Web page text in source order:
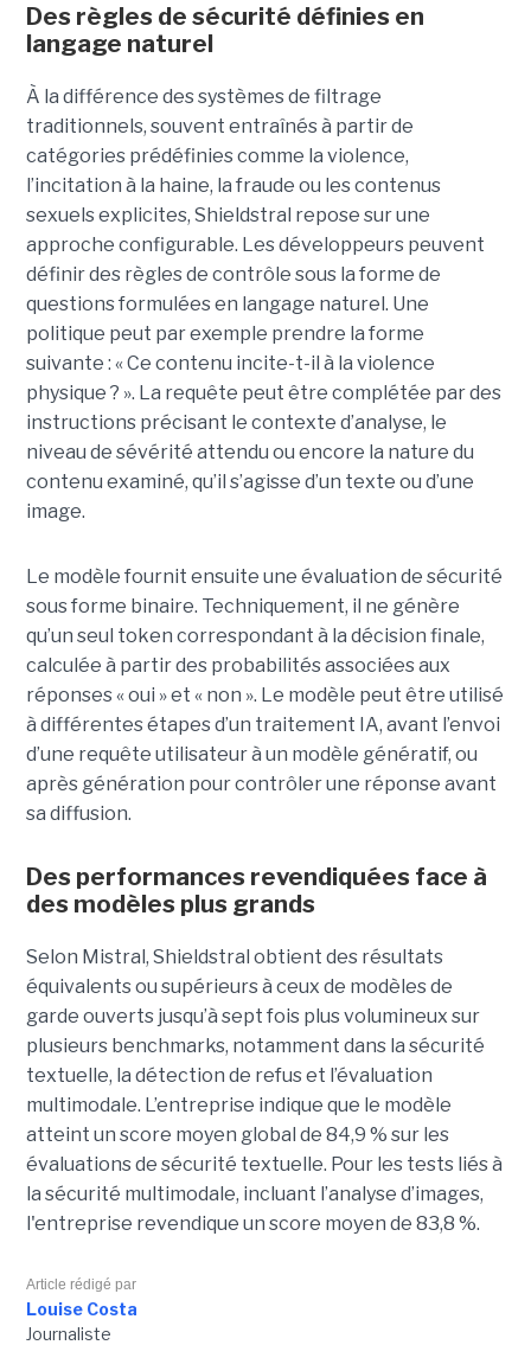
Des règles de sécurité définies en
langage naturel
À la différence des systèmes de filtrage
traditionnels, souvent entraînés à partir de
catégories prédéfinies comme la violence,
l’incitation à la haine, la fraude ou les contenus
sexuels explicites, Shieldstral repose sur une
approche configurable. Les développeurs peuvent
définir des règles de contrôle sous la forme de
questions formulées en langage naturel. Une
politique peut par exemple prendre la forme
suivante : « Ce contenu incite-t-il à la violence
physique ? ». La requête peut être complétée par des
instructions précisant le contexte d’analyse, le
niveau de sévérité attendu ou encore la nature du
contenu examiné, qu’il s’agisse d’un texte ou d’une
image.
Le modèle fournit ensuite une évaluation de sécurité
sous forme binaire. Techniquement, il ne génère
qu’un seul token correspondant à la décision finale,
calculée à partir des probabilités associées aux
réponses « oui » et « non ». Le modèle peut être utilisé
à différentes étapes d’un traitement IA, avant l’envoi
d’une requête utilisateur à un modèle génératif, ou
après génération pour contrôler une réponse avant
sa diffusion.
Des performances revendiquées face à
des modèles plus grands
Selon Mistral, Shieldstral obtient des résultats
équivalents ou supérieurs à ceux de modèles de
garde ouverts jusqu’à sept fois plus volumineux sur
plusieurs benchmarks, notamment dans la sécurité
textuelle, la détection de refus et l’évaluation
multimodale. L’entreprise indique que le modèle
atteint un score moyen global de 84,9 % sur les
évaluations de sécurité textuelle. Pour les tests liés à
la sécurité multimodale, incluant l’analyse d’images,
l'entreprise revendique un score moyen de 83,8 %.
Article rédigé par
Louise Costa
Journaliste